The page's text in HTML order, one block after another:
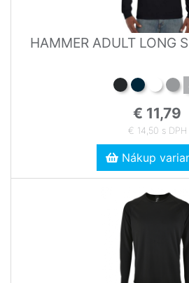
HAMMER ADULT LONG
€ 11,79
€ 14,50 s DPH
Nákup